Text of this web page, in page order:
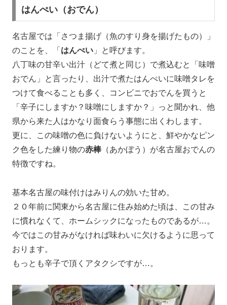
はんぺい（おでん）
名古屋では「さつま揚げ（魚のすり身を揚げたもの）」
のことを、「 はんぺい 」と呼びます。
八丁味の甘辛い出汁（どて煮と同じ）で煮込むと「味噌
おでん」と言ったり、出汁で煮たはんぺいに味噌タレを
つけて食べることも多く、コンビニでおでんを買うと
「辛子にしますか？味噌にしますか？」っと聞かれ、他
県から来た人はかなり面食らう事態に出くわします。
更に、この味噌の色に負けないようにと、鮮やかなピン
ク色をした練り物の赤棒 （あかぼう）が名古屋おでんの
特徴ですね。
基本名古屋の味付けはみりんの効いた甘め。
２０年前に関東から名古屋に住み始めた頃は、この甘み
に慣れなくて、ホームシックになったものであるが…。
今ではこの甘みがなければ味わいに欠けるように思って
おります。
もっとも辛子で頂くアタクシですが…。